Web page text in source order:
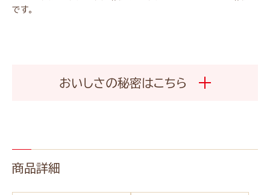
です。
おいしさの秘密はこちら
商品詳細